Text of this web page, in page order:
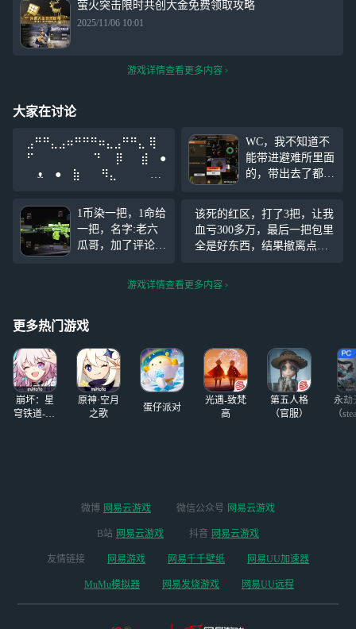
萤火突击限时共创大金免费领取攻略
2025/11/06 10:01
游戏详情查看更多内容
大家在讨论
⣠⠛⠛⣄⣠⠶⠛⠛⠛⠶⣄⣠⠛⠛⣄ ⢿
⠋ ⠙ ⡿ ⣾ ●
ᴥ ● ⣷ ⠻⣄
WC，我不知道不
能带进避难所里面
的，带出去了都没
局外查看，然后再
带进局内出售）
1币染一把，1命给
一把，名字:老六
瓜哥，加了评论发
帮染加赠1箱南瓜
小鬼(49个)和一个
2.30~1.00，下午7.
该死的红区，打了3把，让我
血亏300多万，最后一把包里
全是好东西，结果撤离点有
了，再也不玩红区了
游戏详情查看更多内容
更多热门游戏
崩坏：星
穹铁道-4.4
原神·空月
之歌
蛋仔派对
光遇-致梵
高
第五人格
（官服）
永劫
（
微博 网易云游戏 微信公众号 网易云游戏
B站 网易云游戏 抖音 网易云游戏
友情链接 网易游戏 网易千千壁纸 网易UU加速器
MuMu模拟器 网易发烧游戏 网易UU远程